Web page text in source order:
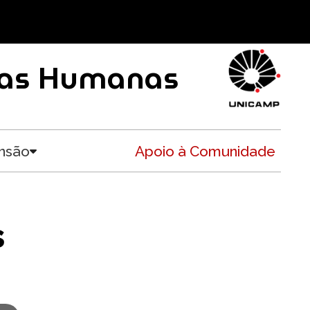
Humanas
Apoio à Comunidade